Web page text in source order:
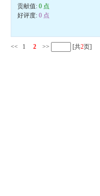
贡献值:0 点
好评度:0 点
<< 1 2 >> [共2页]